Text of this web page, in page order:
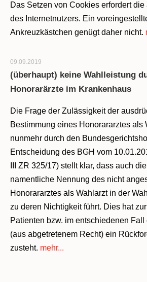
Das Setzen von Cookies erfordert
des Internetnutzers. Ein
Ankreuzkästchen genügt daher nicht.
09.09.2019
(überhaupt) keine Wahlleistung
Honorarärzte im Krankenhaus
Die Frage der Zulässigkeit der
Bestimmung eines Honorararztes als
nunmehr durch den
Entscheidung des BGH vom
III ZR 325/17) stellt klar, dass auch
namentliche Nennung des nicht
Honorararztes als Wahlarzt in der
zu deren Nichtigkeit führt. Dies hat
Patienten bzw. im entschiedenen Fall
(aus abgetretenem Recht) ein
zusteht. mehr...